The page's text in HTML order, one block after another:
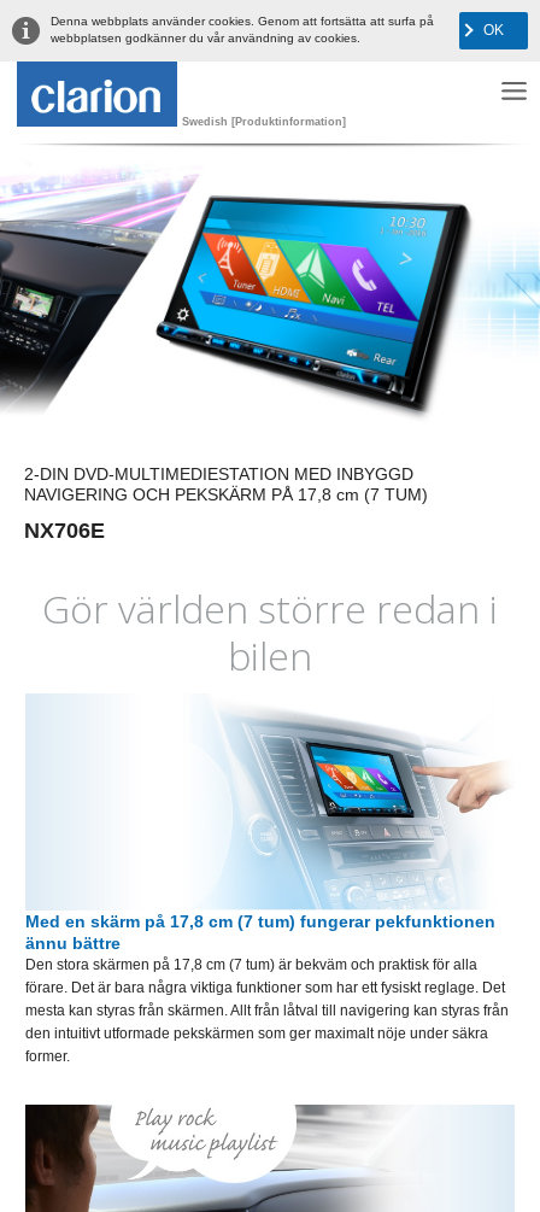
Denna webbplats använder cookies. Genom att fortsätta att surfa på
webbplatsen godkänner du vår användning av cookies.
OK
Swedish [Produktinformation]
2-DIN DVD-MULTIMEDIESTATION MED INBYGGD
NAVIGERING OCH PEKSKÄRM PÅ 17,8 cm (7 TUM)
NX706E
Gör världen större redan i
bilen
Med en skärm på 17,8 cm (7 tum) fungerar pekfunktionen
ännu bättre
Den stora skärmen på 17,8 cm (7 tum) är bekväm och praktisk för alla
förare. Det är bara några viktiga funktioner som har ett fysiskt reglage. Det
mesta kan styras från skärmen. Allt från låtval till navigering kan styras från
den intuitivt utformade pekskärmen som ger maximalt nöje under säkra
former.